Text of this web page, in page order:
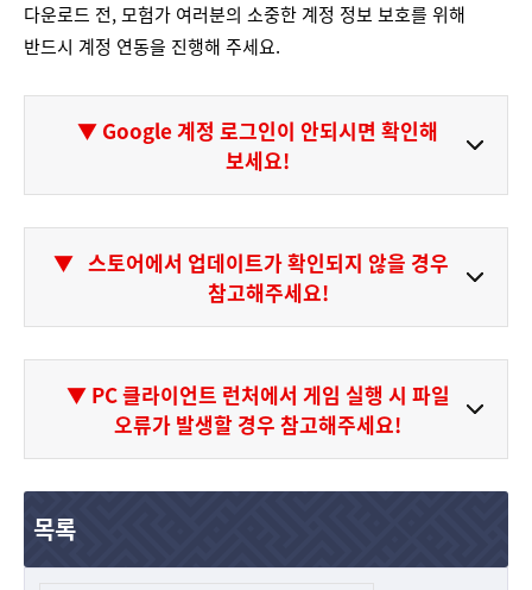
다운로드 전, 모험가 여러분의 소중한 계정 정보 보호를 위해
반드시 계정 연동을 진행해 주세요.
▼ Google 계정 로그인이 안되시면 확인해
보세요!
▼ 스토어에서 업데이트가 확인되지 않을 경우
참고해주세요!
▼ PC 클라이언트 런처에서 게임 실행 시 파일
오류가 발생할 경우 참고해주세요!
목록